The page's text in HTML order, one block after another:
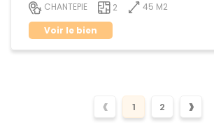
CHANTEPIE 2
45 M2
Voir le bien
‹ 1 2 ›